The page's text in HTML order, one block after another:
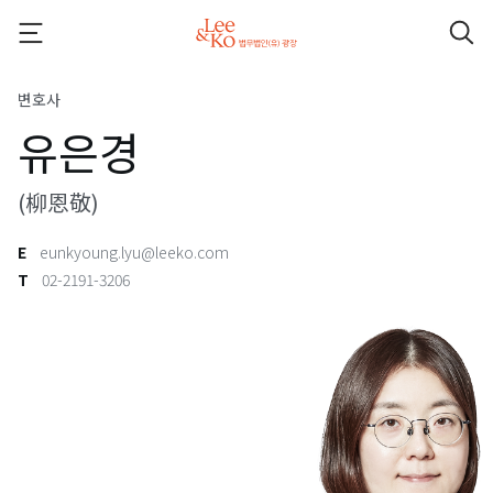
변호사
유은경
(柳恩敬)
E
eunkyoung.lyu@leeko.com
T
02-2191-3206